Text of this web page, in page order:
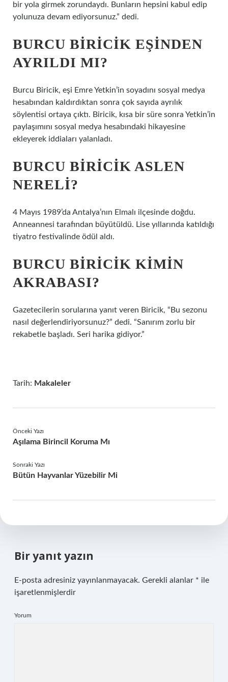
bir yola girmek zorundaydı. Bunların hepsini kabul edip
yolunuza devam ediyorsunuz.” dedi.
BURCU BIRICIK EŞINDEN
AYRILDI MI?
Burcu Biricik, eşi Emre Yetkin’in soyadını sosyal medya
hesabından kaldırdıktan sonra çok sayıda ayrılık
söylentisi ortaya çıktı. Biricik, kısa bir süre sonra Yetkin’in
paylaşımını sosyal medya hesabındaki hikayesine
ekleyerek iddiaları yalanladı.
BURCU BIRICIK ASLEN
NERELI?
4 Mayıs 1989’da Antalya’nın Elmalı ilçesinde doğdu.
Anneannesi tarafından büyütüldü. Lise yıllarında katıldığı
tiyatro festivalinde ödül aldı.
BURCU BIRICIK KIMIN
AKRABASI?
Gazetecilerin sorularına yanıt veren Biricik, “Bu sezonu
nasıl değerlendiriyorsunuz?” dedi. “Sanırım zorlu bir
rekabetle başladı. Seri harika gidiyor.”
Tarih: Makaleler
Önceki Yazı
Aşılama Birincil Koruma Mı
Sonraki Yazı
Bütün Hayvanlar Yüzebilir Mi
Bir yanıt yazın
E-posta adresiniz yayınlanmayacak. Gerekli alanlar * ile
işaretlenmişlerdir
Yorum